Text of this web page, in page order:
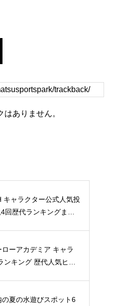
ありません。
キャラクター公式人気投
回歴代ランキングまと
ーアカデミア キャラ
ンキング 歴代人気ヒー
の夏の水遊びスポット6